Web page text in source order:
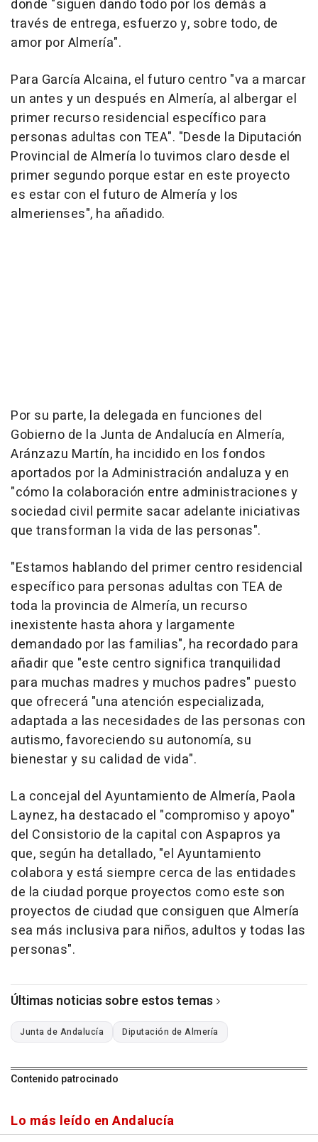
donde "siguen dando todo por los demás a
través de entrega, esfuerzo y, sobre todo, de
amor por Almería".
Para García Alcaina, el futuro centro "va a marcar
un antes y un después en Almería, al albergar el
primer recurso residencial específico para
personas adultas con TEA". "Desde la Diputación
Provincial de Almería lo tuvimos claro desde el
primer segundo porque estar en este proyecto
es estar con el futuro de Almería y los
almerienses", ha añadido.
Por su parte, la delegada en funciones del
Gobierno de la Junta de Andalucía en Almería,
Aránzazu Martín, ha incidido en los fondos
aportados por la Administración andaluza y en
"cómo la colaboración entre administraciones y
sociedad civil permite sacar adelante iniciativas
que transforman la vida de las personas".
"Estamos hablando del primer centro residencial
específico para personas adultas con TEA de
toda la provincia de Almería, un recurso
inexistente hasta ahora y largamente
demandado por las familias", ha recordado para
añadir que "este centro significa tranquilidad
para muchas madres y muchos padres" puesto
que ofrecerá "una atención especializada,
adaptada a las necesidades de las personas con
autismo, favoreciendo su autonomía, su
bienestar y su calidad de vida".
La concejal del Ayuntamiento de Almería, Paola
Laynez, ha destacado el "compromiso y apoyo"
del Consistorio de la capital con Aspapros ya
que, según ha detallado, "el Ayuntamiento
colabora y está siempre cerca de las entidades
de la ciudad porque proyectos como este son
proyectos de ciudad que consiguen que Almería
sea más inclusiva para niños, adultos y todas las
personas".
Últimas noticias sobre estos temas
Junta de Andalucía Diputación de Almería
Contenido patrocinado
Lo más leído en Andalucía